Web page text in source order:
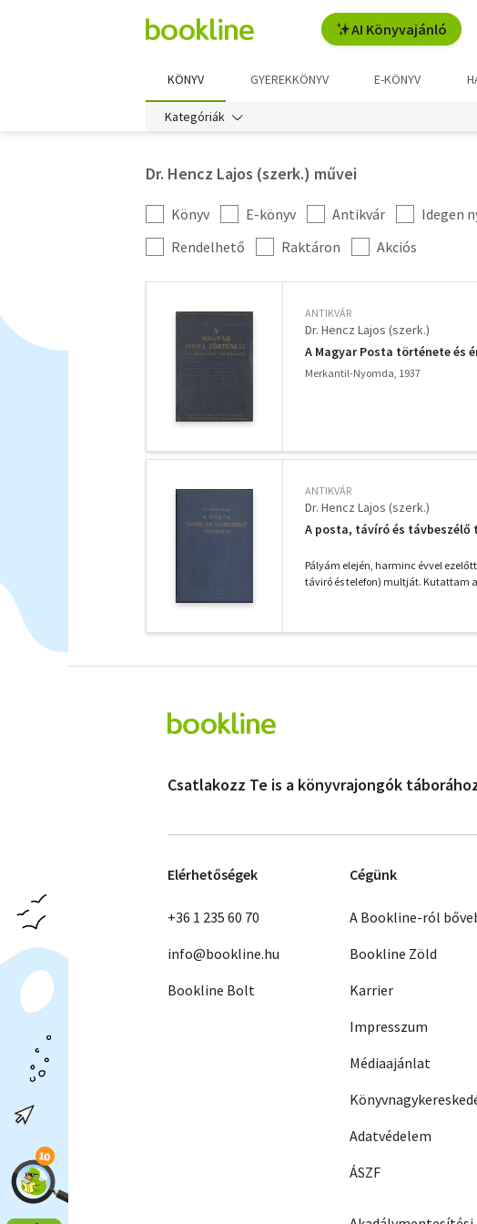
AI Könyvajánló
KÖNYV GYEREKKÖNYV E-KÖNYV
Kategóriák
Dr. Hencz Lajos (szerk.) művei
Kategória
szűrés
Könyv E-könyv Antikvár Idegen
További
szűrők
Rendelhető Raktáron Akciós
ANTIKVÁR
Dr. Hencz Lajos (szerk.)
A Magyar Posta története és
Merkantil-Nyomda, 1937
ANTIKVÁR
Dr. Hencz Lajos (szerk.)
A posta, távíró és távbeszélő
Pályám elején, harminc évvel
táviró és telefon) multját. Kutattam
Csatlakozz Te is a könyvrajongók
Elérhetőségek
+36 1 235 60 70
info@bookline.hu
Bookline Bolt
Cégünk
A Bookline-ról
Bookline Zöld
Karrier
Impresszum
Médiaajánlat
Adatvédelem
ÁSZF